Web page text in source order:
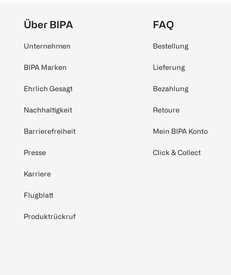
Über BIPA
Unternehmen
BIPA Marken
Ehrlich Gesagt
Nachhaltigkeit
Barrierefreiheit
Presse
Karriere
Flugblatt
Produktrückruf
FAQ
Bestellung
Lieferung
Bezahlung
Retoure
Mein BIPA Konto
Click & Collect